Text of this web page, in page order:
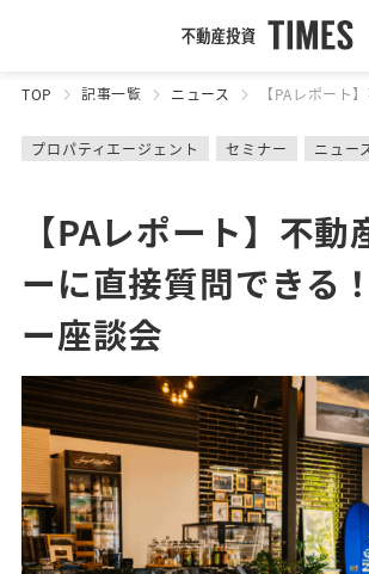
TOP 記事一覧 ニュース 【PAレポート
プロパティエージェント セミナー ニュー
【PAレポート】不動
ーに直接質問できる
ー座談会